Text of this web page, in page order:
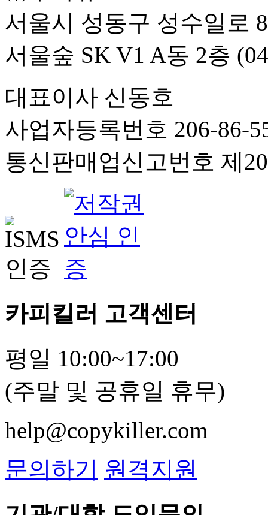
서울시 성동구 성수일로
서울숲 SK V1 A동 2층
대표이사 신동호
사업자등록번호 206-86-
통신판매업신고번호 제
카피킬러 고객센터
평일 10:00~17:00
(주말 및 공휴일 휴무)
help@copykiller.com
문의하기 원격지원